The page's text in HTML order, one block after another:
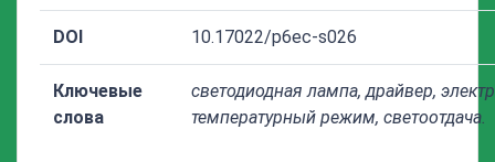
DOI 10.17022/p6ec-s026
Ключевые
слова
светодиодная лампа, драйвер,
температурный режим, светоотдача.